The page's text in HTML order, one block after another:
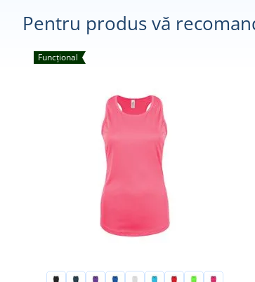
Pentru produs vă
Funcțional